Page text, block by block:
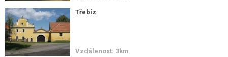
Třebíz
Vzdálenost: 3km